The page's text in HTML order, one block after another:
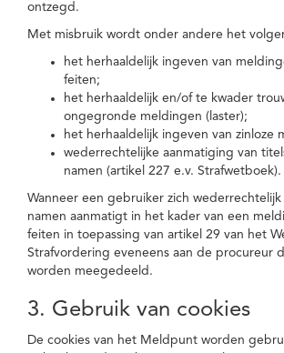
ontzegd.
Met misbruik wordt onder andere het
het herhaaldelijk ingeven van
feiten;
het herhaaldelijk en/of te kwader
ongegronde meldingen (laster);
het herhaaldelijk ingeven van zinloze
wederrechtelijke aanmatiging van
namen (artikel 227 e.v. Strafwetboek).
Wanneer een gebruiker zich
namen aanmatigt in het kader van een
feiten in toepassing van artikel 29 van het
Strafvordering eveneens aan de procureur
worden meegedeeld.
3. Gebruik van cookies
De cookies van het Meldpunt worden